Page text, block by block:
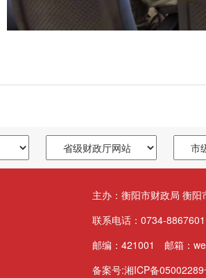
主办：衡阳市财政局 衡
联系电话：0734-
邮编：421001 邮箱：
备案号:湘ICP备05002289